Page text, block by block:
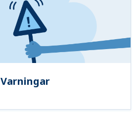
Varningar